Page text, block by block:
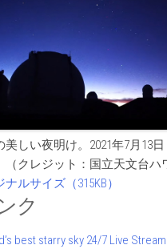
しい夜明け。2021年7月13
（クレジット：国立天文台ハ
ナルサイズ（315KB）
ク
best starry sky 24/7 Live